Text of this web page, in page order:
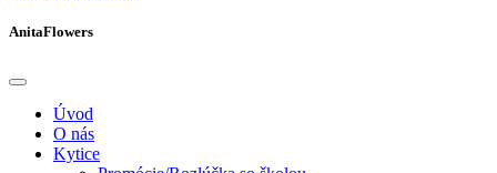
AnitaFlowers
Úvod
O nás
Kytice